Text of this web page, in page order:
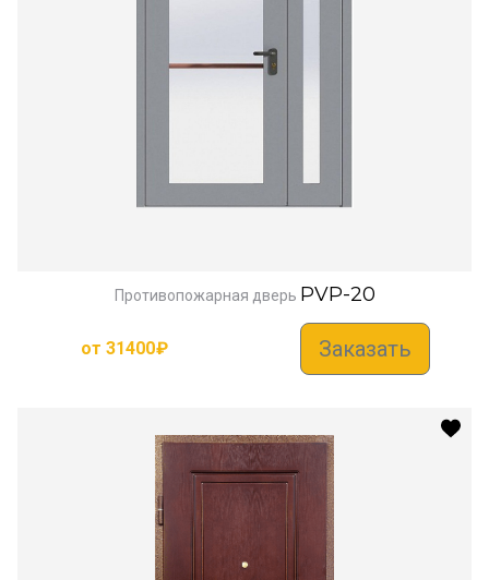
Противопожарная дверь PVP-20
от 31400₽ Заказать